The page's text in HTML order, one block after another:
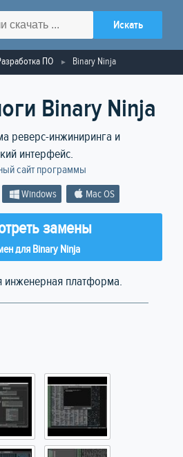
ПО Binary Ninja
Binary Ninja
реверс-инжиниринга и
интерфейс.
сайт программы
Windows Mac OS
замены
для Binary Ninja
инженерная платформа.